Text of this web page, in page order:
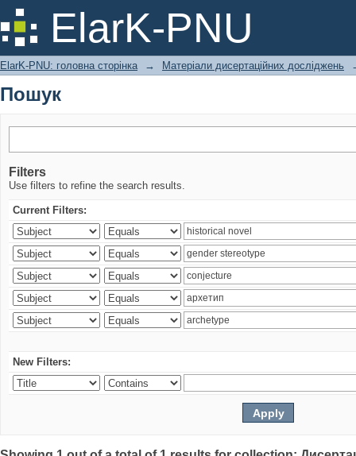
ElarK-PNU
Пошук
ElarK-PNU: головна сторінка → Матеріали дисертаційних досліджень
Пошук
Filters
Use filters to refine the search results.
Current Filters:
New Filters: